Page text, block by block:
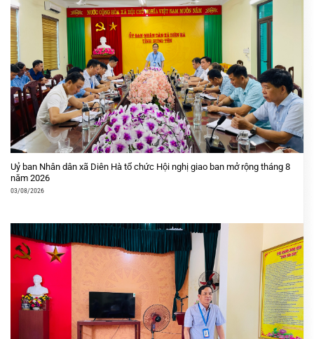
Uỷ ban Nhân dân xã Diên Hà tổ chức Hội nghị giao ban mở rộng tháng 8
năm 2026
03/08/2026